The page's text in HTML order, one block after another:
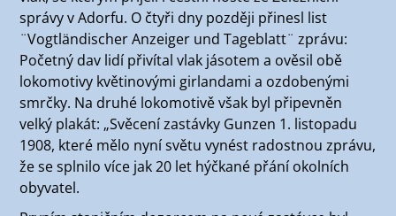
správy v Adorfu. O čtyři dny později přinesl list
¨Vogtländischer Anzeiger und Tageblatt¨ zprávu:
Početný dav lidí přivítal vlak jásotem a ověsil obě
lokomotivy květinovými girlandami a ozdobenými
smrčky. Na druhé lokomotivě však byl připevněn
velký plakát: „Svěcení zastávky Gunzen 1. listopadu
1908, které mělo nyní světu vynést radostnou zprávu,
že se splnilo více jak 20 let hýčkané přání okolních
obyvatel.